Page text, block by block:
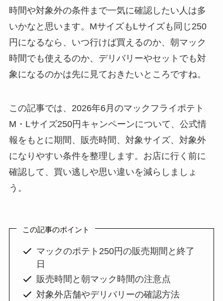
時間や対象外の条件まで一気に確認したい人は多
いかなと思います。MサイズもLサイズも同じ250
円になるなら、いつ行けば買えるのか、朝マック
時間でも使えるのか、デリバリーやセットでも対
象になるのかは先に見ておきたいところですね。
この記事では、2026年6月のマックフライポテト
M・Lサイズ250円キャンペーンについて、公式情
報をもとに期間、販売時間、対象サイズ、対象外
になりやすい条件を整理します。お店に行く前に
確認して、買い逃しや思い違いを減らしましょ
う。
この記事のポイント
マックのポテト250円の販売期間と終了
日
販売時間と朝マック時間の注意点
対象外店舗やデリバリーの確認方法